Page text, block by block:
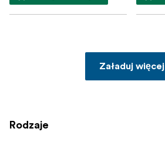
Załaduj więcej
Rodzaje